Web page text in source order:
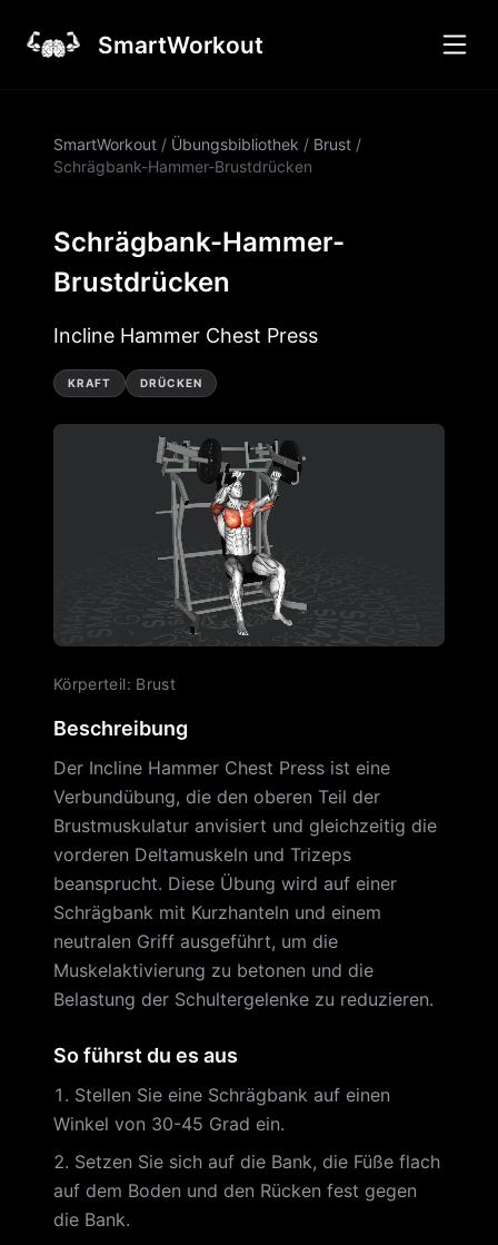
SmartWorkout
SmartWorkout / Übungsbibliothek / Brust /
Schrägbank-Hammer-Brustdrücken
Schrägbank-Hammer-
Brustdrücken
Incline Hammer Chest Press
KRAFT DRÜCKEN
Körperteil: Brust
Beschreibung
Der Incline Hammer Chest Press ist eine
Verbundübung, die den oberen Teil der
Brustmuskulatur anvisiert und gleichzeitig die
vorderen Deltamuskeln und Trizeps
beansprucht. Diese Übung wird auf einer
Schrägbank mit Kurzhanteln und einem
neutralen Griff ausgeführt, um die
Muskelaktivierung zu betonen und die
Belastung der Schultergelenke zu reduzieren.
So führst du es aus
Stellen Sie eine Schrägbank auf einen
Winkel von 30-45 Grad ein.
Setzen Sie sich auf die Bank, die Füße flach
auf dem Boden und den Rücken fest gegen
die Bank.